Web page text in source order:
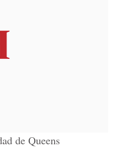
de Queens